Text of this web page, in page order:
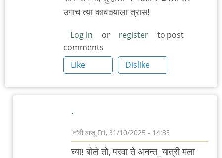
उगाच त्या कावळ्याला त्रास!
Log in or register
to post
comments
Like
Dislike
.
'न'वी बाजू Fri, 31/10/2025 - 14:35
In
घ्या! बोले तो, परवा ते अनन्त_यात्री मला